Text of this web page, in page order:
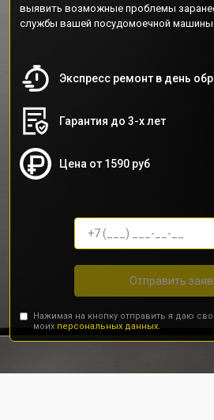
выявить возможные проблемы
службы вашей посудомоечной
Экспресс ремонт в день
Гарантия до 3-х лет
Цена от 1590 руб
Отправить
Нажимая на кнопку отправить я даю
моих персональных данных.